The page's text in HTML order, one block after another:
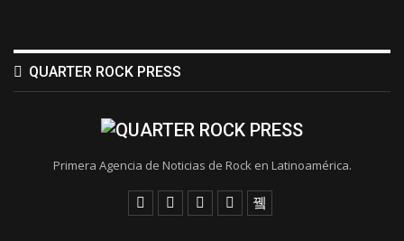
QUARTER ROCK PRESS
Primera Agencia de Noticias de Rock en Latinoamérica.